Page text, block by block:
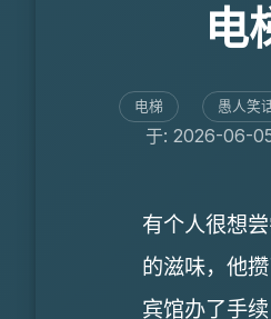
电
电梯 愚人笑
于: 2026-06-
有个人很想
的滋味，他
宾馆办了手